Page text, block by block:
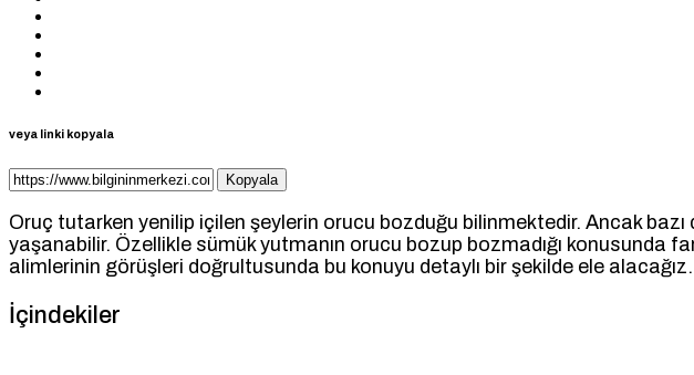
veya linki kopyala
Kopyala
Oruç tutarken yenilip içilen şeylerin orucu bozduğu bilinmektedir. Ancak
yaşanabilir. Özellikle sümük yutmanın orucu bozup bozmadığı konusunda
alimlerinin görüşleri doğrultusunda bu konuyu detaylı bir şekilde ele alacağız.
İçindekiler